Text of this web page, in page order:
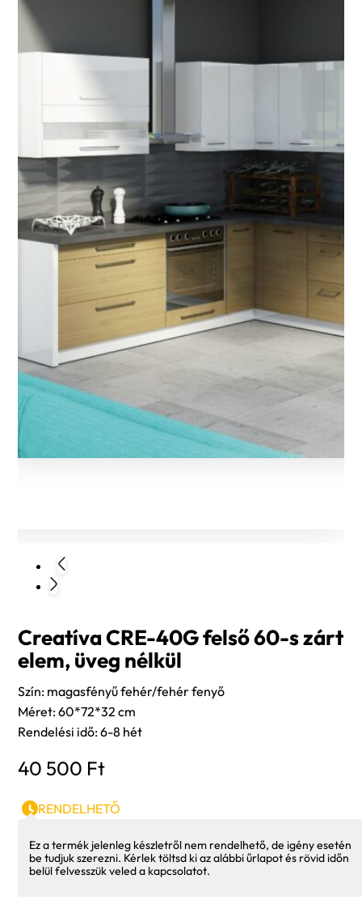
Creatíva CRE-40G felső 60-s zárt
elem, üveg nélkül
Szín: magasfényű fehér/fehér fenyő
Méret: 60*72*32 cm
Rendelési idő: 6-8 hét
40 500 Ft
RENDELHETŐ
Ez a termék jelenleg készletről nem rendelhető, de igény esetén
be tudjuk szerezni. Kérlek töltsd ki az alábbi űrlapot és rövid időn
belül felvesszük veled a kapcsolatot.